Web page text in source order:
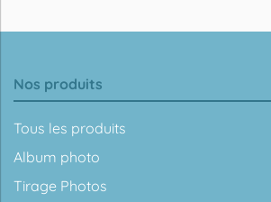
Nos produits
Tous les produits
Album photo
Tirage Photos